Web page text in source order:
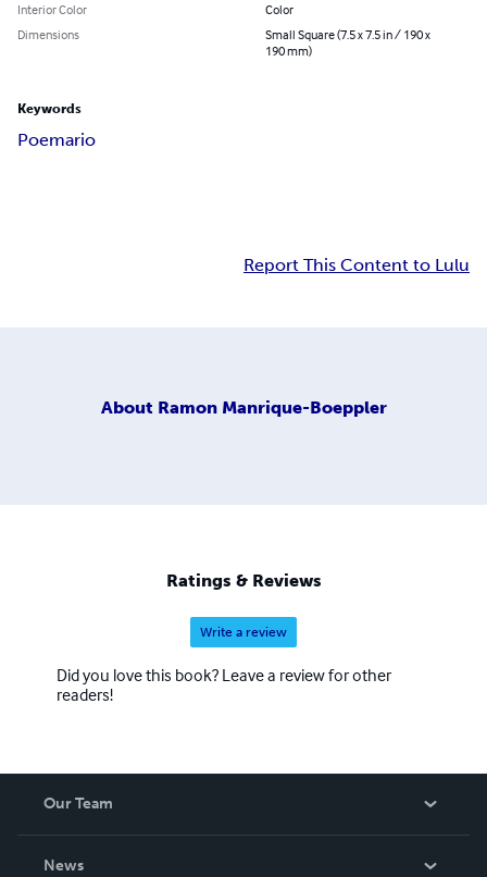
Interior Color
Color
Dimensions
Small Square (7.5 x 7.5 in / 190 x
190 mm)
Keywords
Poemario
Report This Content to Lulu
About Ramon Manrique-Boeppler
Ratings & Reviews
Write a review
Did you love this book? Leave a review for other
readers!
Our Team
News